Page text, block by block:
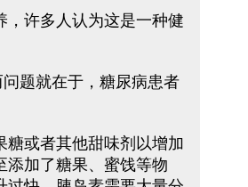
，许多人认为这是一种健
题就在于，糖尿病患者
糖或者其他甜味剂以增加
添加了糖果、蜜饯等物